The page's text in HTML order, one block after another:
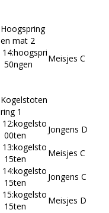
Hoogspring
en mat 2
14:
50
hoogspri
ngen
Meisjes C
Kogelstoten
ring 1
12:
00
kogelsto
ten
Jongens D
13:
15
kogelsto
ten
Meisjes C
14:
15
kogelsto
ten
Jongens C
15:
15
kogelsto
ten
Meisjes D